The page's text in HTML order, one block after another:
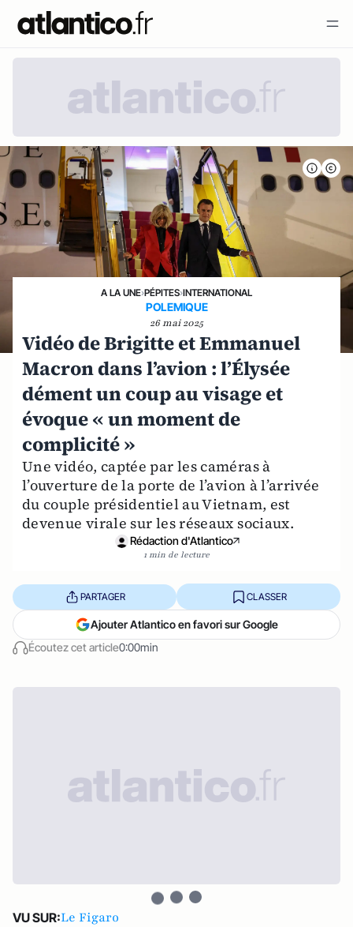
A LA UNE›PÉPITES›INTERNATIONAL
POLEMIQUE
26 mai 2025
Vidéo de Brigitte et Emmanuel
Macron dans l’avion : l’Élysée
dément un coup au visage et
évoque « un moment de
complicité »
Une vidéo, captée par les caméras à
l’ouverture de la porte de l’avion à l’arrivée
du couple présidentiel au Vietnam, est
devenue virale sur les réseaux sociaux.
Rédaction d'Atlantico
1 min de lecture
Écoutez cet article0:00min
PARTAGER CLASSER
Ajouter Atlantico en favori sur Google
VU SUR:Le Figaro